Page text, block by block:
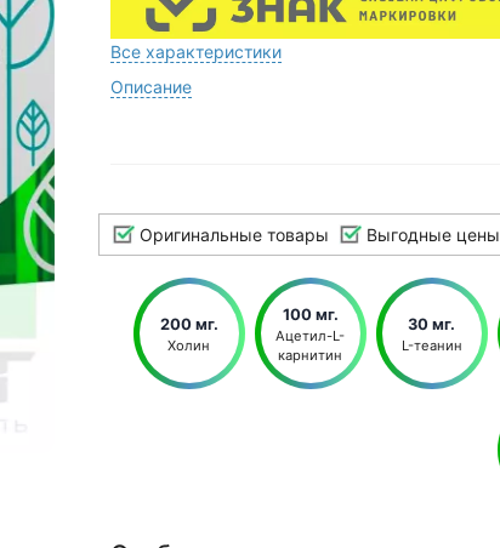
Все характеристики
Описание
Оригинальные товары Выгодные цены
200 мг.
Холин
100 мг.
Ацетил-L-
карнитин
30 мг.
L-теанин